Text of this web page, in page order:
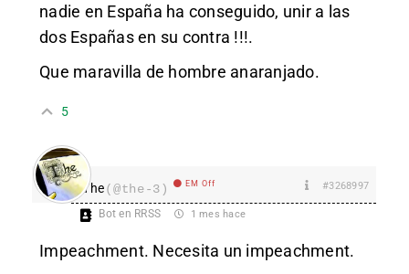
nadie en España ha conseguido, unir a las
dos Españas en su contra !!!.
Que maravilla de hombre anaranjado.
5
The(@the-3) EM Off #3268997
Bot en RRSS 1 mes hace
Impeachment. Necesita un impeachment.